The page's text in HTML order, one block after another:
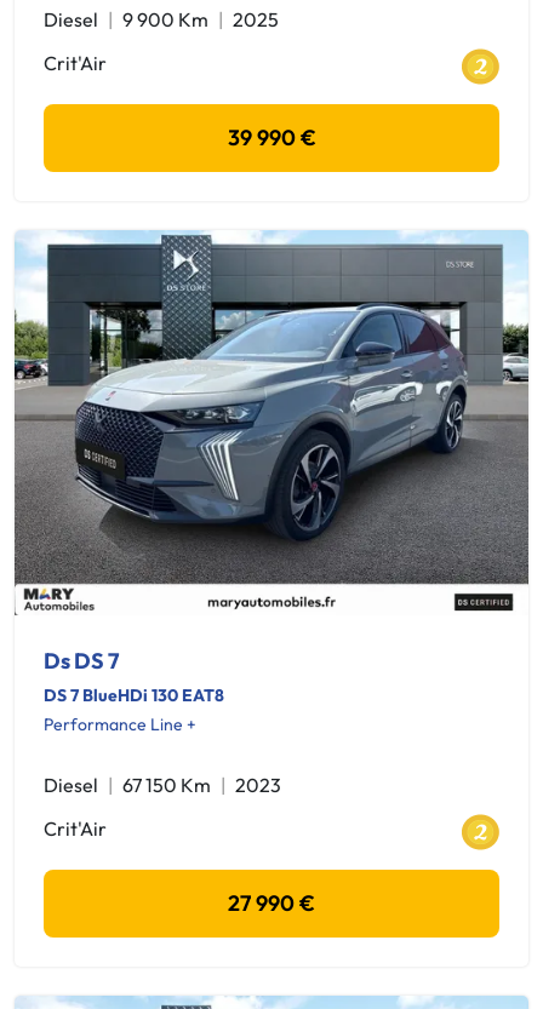
Diesel 9 900 Km
2025
Crit'Air
39 990 €
Ds DS 7
DS 7 BlueHDi 130 EAT8
Performance Line +
Diesel 67 150 Km
2023
Crit'Air
27 990 €